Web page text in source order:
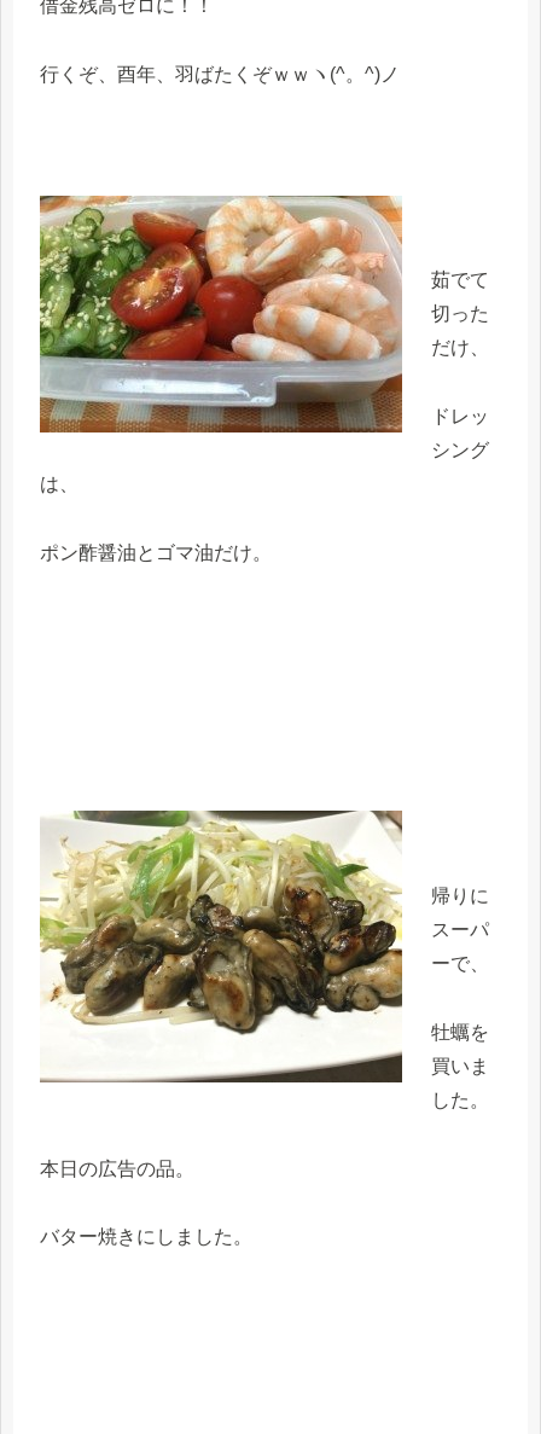
借金残高ゼロに！！
行くぞ、酉年、羽ばたくぞｗｗヽ(^。^)ノ
茹でて
切った
だけ、
ドレッ
シング
は、
ポン酢醤油とゴマ油だけ。
帰りに
スーパ
ーで、
牡蠣を
買いま
した。
本日の広告の品。
バター焼きにしました。